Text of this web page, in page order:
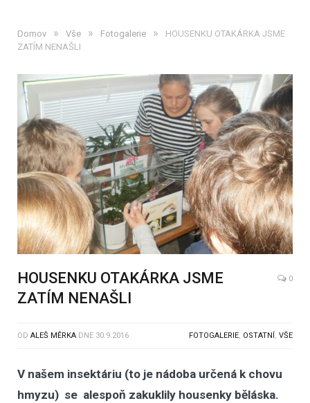
Domov » Vše » Fotogalerie »
HOUSENKU OTAKÁRKA JSME
ZATÍM NENAŠLI
HOUSENKU OTAKÁRKA JSME
ZATÍM NENAŠLI
0
OD ALEŠ MĚRKA DNE 30.9.2016 FOTOGALERIE, OSTATNÍ , VŠE
V našem insektáriu (to je nádoba určená k chovu
hmyzu) se alespoň zakuklily housenky běláska.